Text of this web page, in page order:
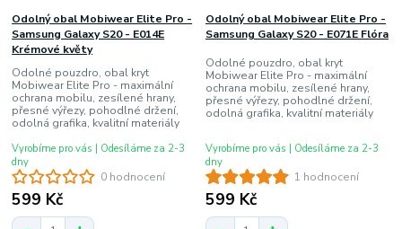
0 hodnocení
Odolný obal Mobiwear Elite Pro -
Samsung Galaxy S20 - E014E
Krémové květy
Odolné pouzdro, obal kryt
Mobiwear Elite Pro - maximální
ochrana mobilu, zesílené hrany,
přesné výřezy, pohodlné držení,
odolná grafika, kvalitní materiály
599 Kč
Vyrobíme pro vás | Odesíláme za 2-3
dny
1 hodnocení
Odolný obal Mobiwear Elite Pro -
Samsung Galaxy S20 - E071E Flóra
Odolné pouzdro, obal kryt
Mobiwear Elite Pro - maximální
ochrana mobilu, zesílené hrany,
přesné výřezy, pohodlné držení,
odolná grafika, kvalitní materiály
599 Kč
Vyrobíme pro vás | Odesíláme za 2-3
dny